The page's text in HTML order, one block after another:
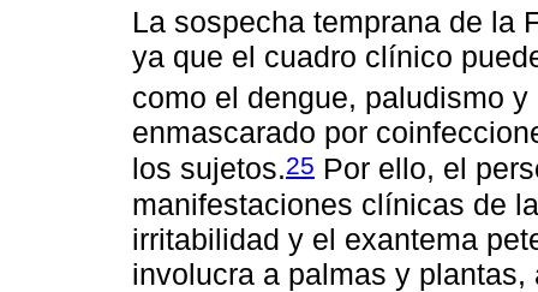
La sospecha temprana de la
ya que el cuadro clínico
como el dengue, paludismo
enmascarado por
los sujetos.25 Por ello, el
manifestaciones clínicas de
irritabilidad y el exantema
involucra a palmas y